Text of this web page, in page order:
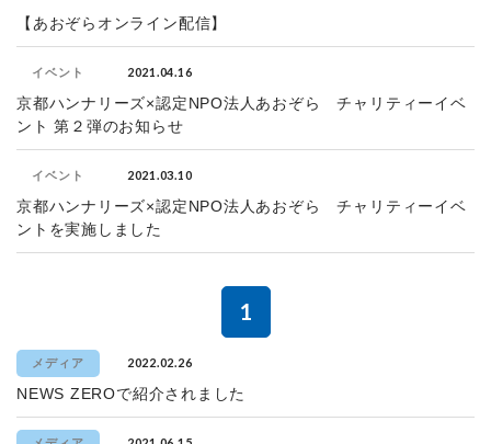
【あおぞらオンライン配信】
イベント 2021.04.16
京都ハンナリーズ×認定NPO法人あおぞら チャリティーイベ
ント 第２弾のお知らせ
イベント 2021.03.10
京都ハンナリーズ×認定NPO法人あおぞら チャリティーイベ
ントを実施しました
1
メディア 2022.02.26
NEWS ZEROで紹介されました